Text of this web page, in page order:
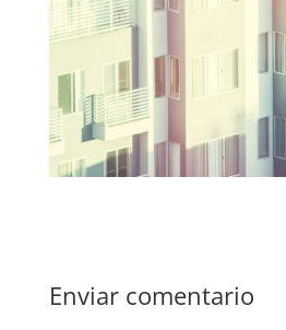
Enviar comentario